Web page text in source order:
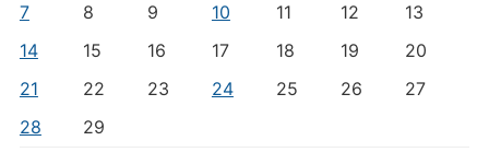
7
8 9 10 11 12
13
14
15 16 17 18 19
20
21
22 23 24 25 26
27
28
29